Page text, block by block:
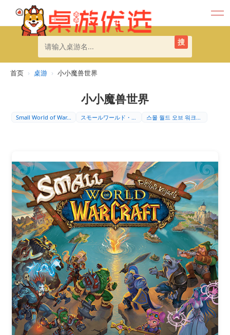
搜
首页 › 桌游 › 小小魔兽世界
小小魔兽世界
Small World of War… スモールワールド・オブ・ウォークラフ… 스몰 월드 오브 워크래프트